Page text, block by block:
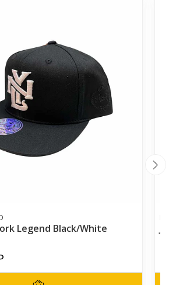
Legend Black/White